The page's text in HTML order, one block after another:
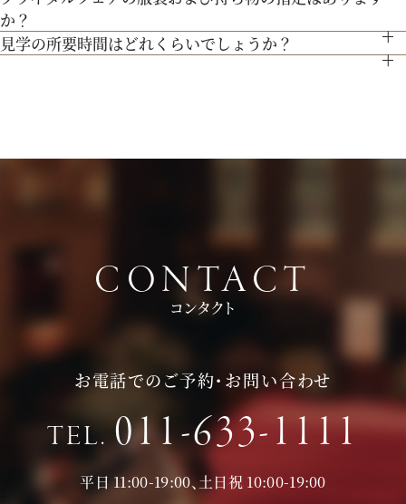
事前にご予約頂けますとご希望の日時に見学確実かと存じます
ので、ブライダルフェアページより予約、またはお電話にてお
にてお気軽にご相談下さい。
か？
特に指定はございません。服装は普段着でお気軽にお越しく
見学の所要時間はどれくらいでしょうか？
ご試食やお見積もり・日程のご提示を含めて３時間程お時間を
CONTACT
コンタクト
お電話でのご予約・お問い合わせ
TEL. 011-633-1111
平日 11:00-19:00、土日祝 10:00-19:00